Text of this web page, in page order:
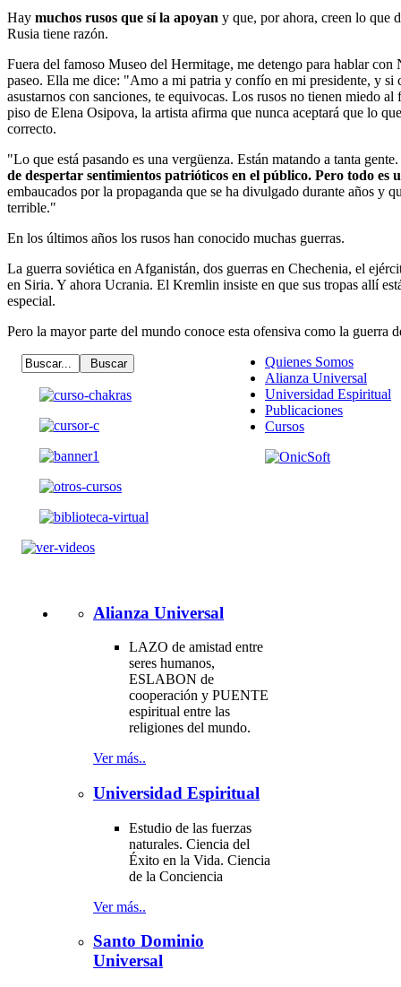
Hay muchos rusos que sí la apoyan y que, por ahora, creen lo que
Rusia tiene razón.
Fuera del famoso Museo del Hermitage, me detengo para hablar con
paseo. Ella me dice: "Amo a mi patria y confío en mi presidente, y si
asustarnos con sanciones, te equivocas. Los rusos no tienen miedo
piso de Elena Osipova, la artista afirma que nunca aceptará que lo
correcto.
"Lo que está pasando es una vergüenza. Están matando a tanta gente.
de despertar sentimientos patrióticos en el público. Pero todo es
embaucados por la propaganda que se ha divulgado durante años y
terrible."
En los últimos años los rusos han conocido muchas guerras.
La guerra soviética en Afganistán, dos guerras en Chechenia, el
en Siria. Y ahora Ucrania. El Kremlin insiste en que sus tropas allí
especial.
Pero la mayor parte del mundo conoce esta ofensiva como la guerra
Alianza Universal
LAZO de amistad entre
seres humanos,
ESLABON de
cooperación y PUENTE
espiritual entre las
religiones del mundo.
Ver más..
Universidad Espiritual
Estudio de las fuerzas
naturales. Ciencia del
Éxito en la Vida. Ciencia
de la Conciencia
Ver más..
Santo Dominio
Universal
Quienes Somos
Alianza Universal
Universidad Espiritual
Publicaciones
Cursos